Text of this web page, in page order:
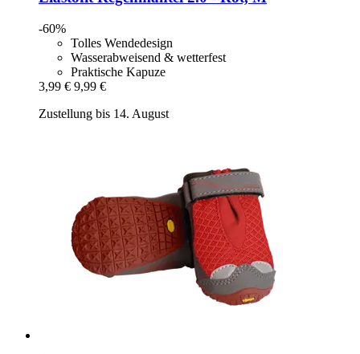
-60%
Tolles Wendedesign
Wasserabweisend & wetterfest
Praktische Kapuze
3,99 € 9,99 €
Zustellung bis 14. August